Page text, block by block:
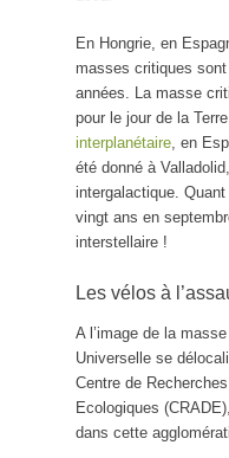
En Hongrie, en
masses critiques
années. La masse
pour le jour de la
interplanétaire , en
été donné à
intergalactique.
vingt ans en
interstellaire !
Les vélos à
A l’image de la
Universelle se
Centre de
Ecologiques
dans cette